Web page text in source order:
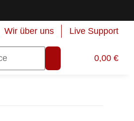
Wir über uns Live Support
0,00 €